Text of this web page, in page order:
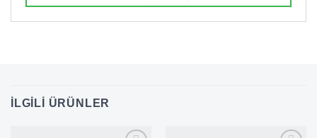
İLGILI ÜRÜNLER